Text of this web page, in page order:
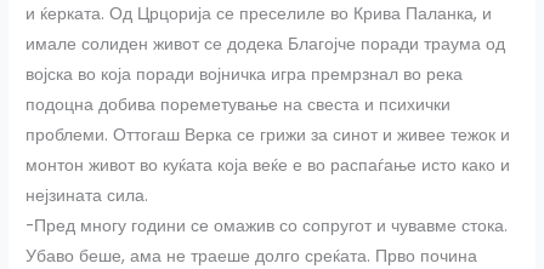
и ќерката. Од Црцорија се преселиле во Крива Паланка, и
имале солиден живот се додека Благојче поради траума од
војска во која поради војничка игра премрзнал во река
подоцна добива пореметување на свеста и психички
проблеми. Оттогаш Верка се грижи за синот и живее тежок и
монтон живот во куќата која веќе е во распаѓање исто како и
нејзината сила.
-Пред многу години се омажив со сопругот и чувавме стока.
Убаво беше, ама не траеше долго среќата. Прво почина